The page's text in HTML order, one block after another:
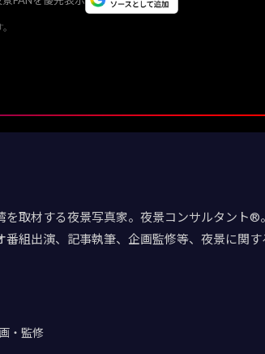
を取材する夜景写真家。夜景コンサルタント
組出演、記事執筆、企画監修等、夜景に関
・監修